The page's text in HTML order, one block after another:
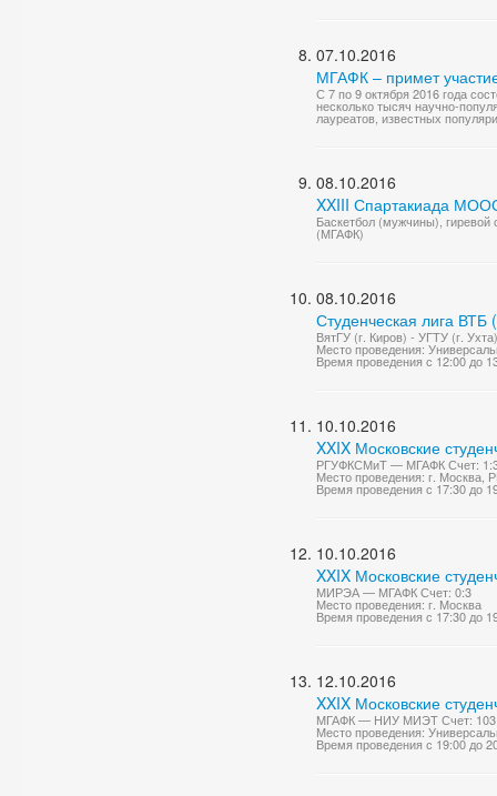
07.10.2016
МГАФК – примет
С 7 по 9 октября 2016 года
несколько тысяч научно-
лауреатов, известных
08.10.2016
XXIII Спартакиада
Баскетбол (мужчины),
(МГАФК)
08.10.2016
Студенческая лига ВТБ
ВятГУ (г. Киров) - УГТУ (г. Ухта)
Место проведения:
Время проведения с 12:00 до
10.10.2016
XXIX Московские
РГУФКСМиТ — МГАФК Счет:
Место проведения: г. Москва,
Время проведения с 17:30 до
10.10.2016
XXIX Московские
МИРЭА — МГАФК Счет: 0:3
Место проведения: г. Москва
Время проведения с 17:30 до
12.10.2016
XXIX Московские
МГАФК — НИУ МИЭТ Счет:
Место проведения:
Время проведения с 19:00 до